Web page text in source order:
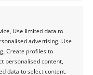
Use limited data to
advertising, Use
Create profiles to
personalised content,
data to select content.